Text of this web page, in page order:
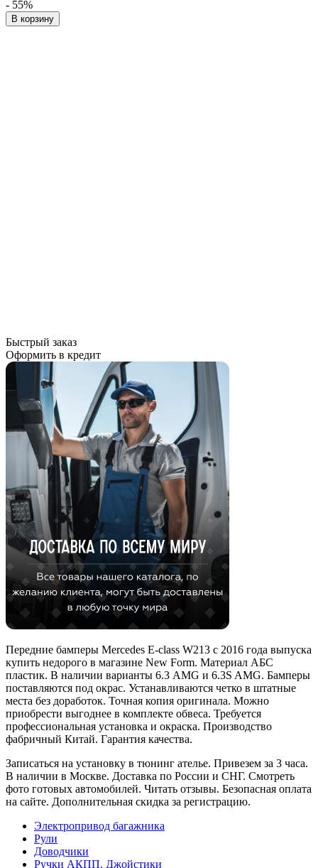
- 55%
В корзину
Быстрый заказ
Оформить в кредит
Передние бамперы Mercedes E-class W213 с 2016 года выпуска
купить недорого в магазине New Form. Материал АБС
пластик. В наличии варианты 6.3 AMG и 6.3S AMG. Бамперы
поставляются под окрас. Устанавливаются четко в штатные
места без доработок. Точная копия оригинала. Можно
приобрести выгоднее в комплекте обвеса. Требуется
профессиональная установка и окраска. Производство
фабричный Китай. Гарантия качества.
Записаться на установку в тюнинг ателье. Привезем за 3 часа.
В наличии в Москве. Доставка по России и СНГ. Смотреть
фото готовых автомобилей. Читать отзывы. Безопасная оплата
на сайте. Дополнительная скидка за регистрацию.
Электропривод багажника
Рули
Доводчики
Ручки АКПП. Джойстики